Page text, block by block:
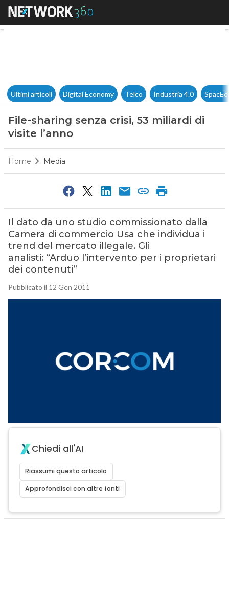
File-sharing senza crisi, 53
Ultimi articoli Digital Economy Telco Industria 4.0
File-sharing senza crisi, 53 miliardi di
visite l’anno
Home Media
Il dato da uno studio commissionato dalla
Camera di commercio Usa che individua i
trend del mercato illegale. Gli
analisti: “Arduo l’intervento per i proprietari
dei contenuti”
Pubblicato il 12 Gen 2011
Chiedi all'AI
Riassumi questo articolo
Approfondisci con altre fonti